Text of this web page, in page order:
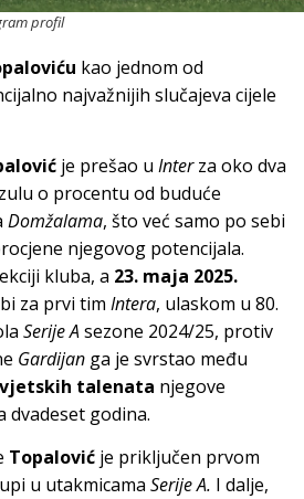
profil
kao jednom od
najvažnijih slučajeva cijele
je prešao u Interza oko dva
o procentu od buduće
Domžalama, što već samo po sebi
njegovog potencijala.
kluba, a 23. maja 2025.
za prvi tim Intera, ulaskom u 80.
Serije Asezone 2024/25, protiv
Gardijan ga je svrstao među
talenata njegove
dvadeset godina.
Topalović je priključen prvom
u utakmicama Serije A. I dalje,